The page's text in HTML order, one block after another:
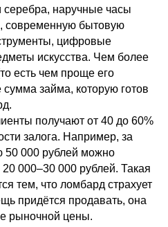
серебра, наручные часы
современную бытовую
цифровые
искусства. Чем более
есть чем проще его
займа, которую готов
получают от 40 до 60%
залога. Например, за
50 000 рублей можно
000–30 000 рублей. Такая
тем, что ломбард страхует
придётся продавать, она
рыночной цены.